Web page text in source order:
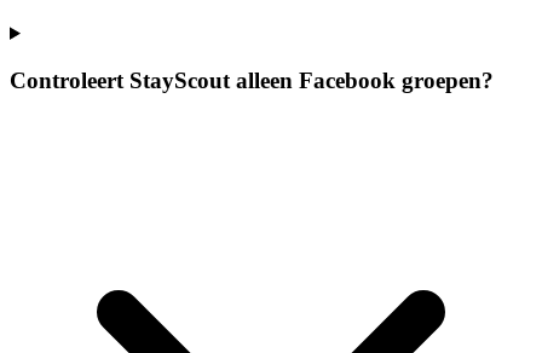
Controleert StayScout alleen Facebook groepen?